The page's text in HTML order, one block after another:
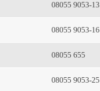
08055 9053-13
08055 9053-16
08055 655
08055 9053-25